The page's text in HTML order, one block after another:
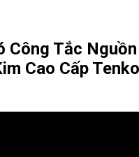
Công Tắc Nguồn
Cao Cấp Tenko